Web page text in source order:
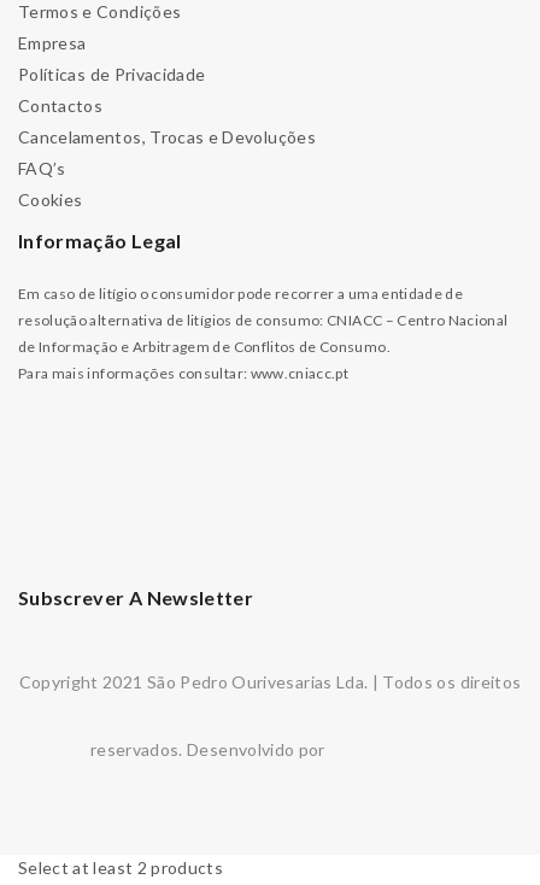
Termos e Condições
Empresa
Políticas de Privacidade
Contactos
Cancelamentos, Trocas e Devoluções
FAQ’s
Cookies
Informação Legal
Em caso de litígio o consumidor pode recorrer a uma entidade de
resolução alternativa de litígios de consumo: CNIACC – Centro Nacional
de Informação e Arbitragem de Conflitos de Consumo.
Para mais informações consultar: www.cniacc.pt
Subscrever A Newsletter
Copyright 2021 São Pedro Ourivesarias Lda. | Todos os direitos
reservados. Desenvolvido por
Select at least 2 products